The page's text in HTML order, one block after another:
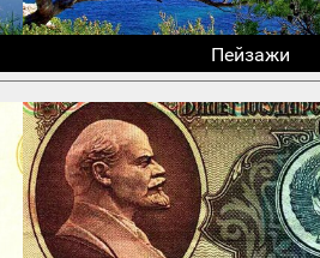
Пейзажи